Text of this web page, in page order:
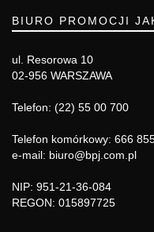
BIURO PROMOCJI
ul. Resorowa 10
02-956 WARSZAWA
Telefon: (22) 55 00 700
Telefon komórkowy: 666
e-mail: biuro@bpj.com.pl
NIP: 951-21-36-084
REGON: 015897725